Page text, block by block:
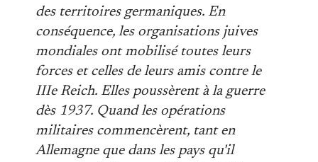
des territoires germaniques. En
conséquence, les organisations juives
mondiales ont mobilisé toutes leurs
forces et celles de leurs amis contre le
IIIe Reich. Elles poussèrent à la guerre
dès 1937. Quand les opérations
militaires commencèrent, tant en
Allemagne que dans les pays qu'il